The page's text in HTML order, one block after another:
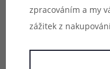
zpracováním a my
zážitek z